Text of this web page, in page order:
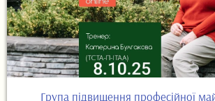
Група підвищення професійної